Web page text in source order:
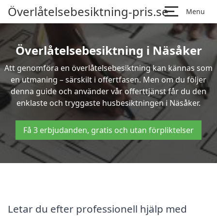
Överlåtelsebesiktning-pris.se Menu
Överlåtelsebesiktning i Näsåker
Att genomföra en överlåtelsebesiktning kan kännas som
en utmaning – särskilt i offertfasen. Men om du följer
denna guide och använder vår offerttjänst får du den
enklaste och tryggaste husbesiktningen i Näsåker.
Få 3 erbjudanden, gratis och utan förpliktelser
Letar du efter professionell hjälp med